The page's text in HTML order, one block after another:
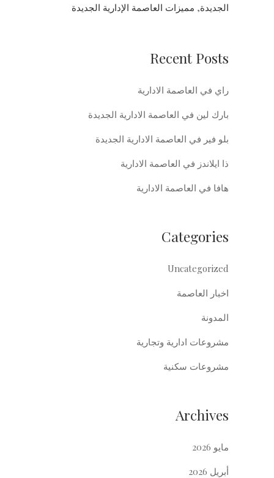
الجديدة, مميزات العاصمة الإدارية الجديدة
Recent Posts
راي في العاصمة الادارية
بارك لين في العاصمة الادارية الجديدة
بلو فير في العاصمة الادارية الجديدة
ذا ايلاندز في العاصمة الادارية
هافا في العاصمة الادارية
Categories
Uncategorized
اخبار العاصمة
المدونة
مشروعات ادارية وتجارية
مشروعات سكنية
Archives
مايو 2026
أبريل 2026